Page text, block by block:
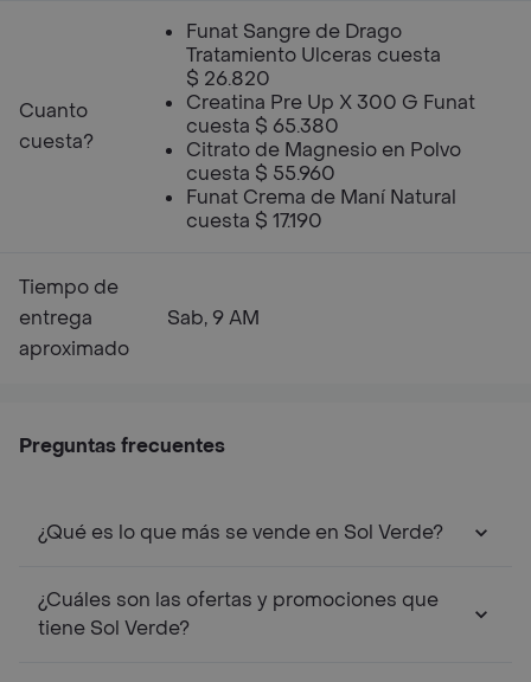
Cuanto
cuesta?
Funat Sangre de Drago
Tratamiento Ulceras cuesta
$ 26.820
Creatina Pre Up X 300 G Funat
cuesta $ 65.380
Citrato de Magnesio en Polvo
cuesta $ 55.960
Funat Crema de Maní Natural
cuesta $ 17.190
Tiempo de
entrega
aproximado
Sab, 9 AM
Preguntas frecuentes
¿Qué es lo que más se vende en Sol Verde?
¿Cuáles son las ofertas y promociones que
tiene Sol Verde?